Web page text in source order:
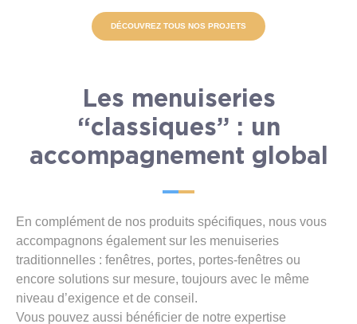
DÉCOUVREZ TOUS NOS PROJETS
Les menuiseries
“classiques” : un
accompagnement global
En complément de nos produits spécifiques, nous vous
accompagnons également sur les menuiseries
traditionnelles : fenêtres, portes, portes-fenêtres ou
encore solutions sur mesure, toujours avec le même
niveau d’exigence et de conseil.
Vous pouvez aussi bénéficier de notre expertise